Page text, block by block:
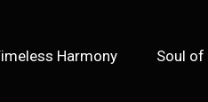
Harmony Soul of